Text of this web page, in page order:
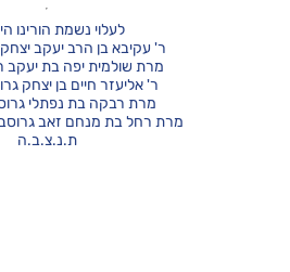
לעלוי נשמת הורינו
ר' עקיבא בן הרב יעקב
מרת שולמית יפה בת יעקב
ר' אליעזר חיים בן יצחק
מרת רבקה בת נפתלי
מרת רחל בת מנחם זאב
ת.נ.צ.ב.ה